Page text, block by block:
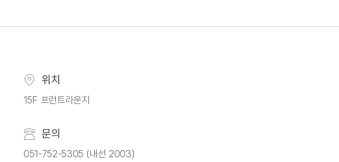
위치
15F 프런트라운지
문의
051-752-5305 (내선 2003)